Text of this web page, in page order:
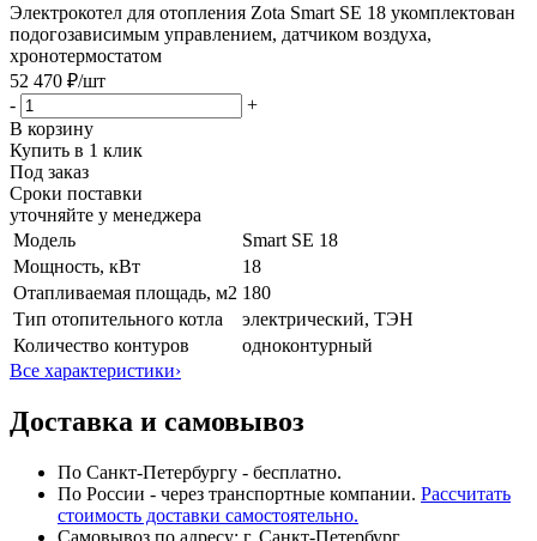
Электрокотел для отопления Zota Smart SE 18 укомплектован
подогозависимым управлением, датчиком воздуха,
хронотермостатом
52 470 ₽/шт
-
+
В корзину
Купить в 1 клик
Под заказ
Сроки поставки
уточняйте у менеджера
Модель
Smart SE 18
Мощность, кВт
18
Отапливаемая площадь, м2 180
Тип отопительного котла
электрический, ТЭН
Количество контуров
одноконтурный
Все характеристики›
Доставка и самовывоз
По Санкт-Петербургу - бесплатно.
По России - через транспортные компании. Рассчитать
стоимость доставки самостоятельно.
Самовывоз по адресу: г. Санкт-Петербург,